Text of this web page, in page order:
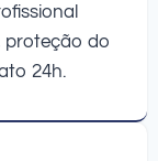
proteção do
24h.